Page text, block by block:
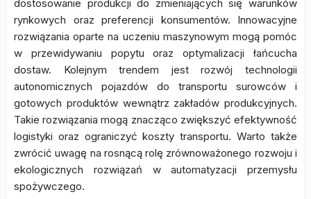
dostosowanie produkcji do zmieniających się warunków
rynkowych oraz preferencji konsumentów. Innowacyjne
rozwiązania oparte na uczeniu maszynowym mogą pomóc
w przewidywaniu popytu oraz optymalizacji łańcucha
dostaw. Kolejnym trendem jest rozwój technologii
autonomicznych pojazdów do transportu surowców i
gotowych produktów wewnątrz zakładów produkcyjnych.
Takie rozwiązania mogą znacząco zwiększyć efektywność
logistyki oraz ograniczyć koszty transportu. Warto także
zwrócić uwagę na rosnącą rolę zrównoważonego rozwoju i
ekologicznych rozwiązań w automatyzacji przemysłu
spożywczego.